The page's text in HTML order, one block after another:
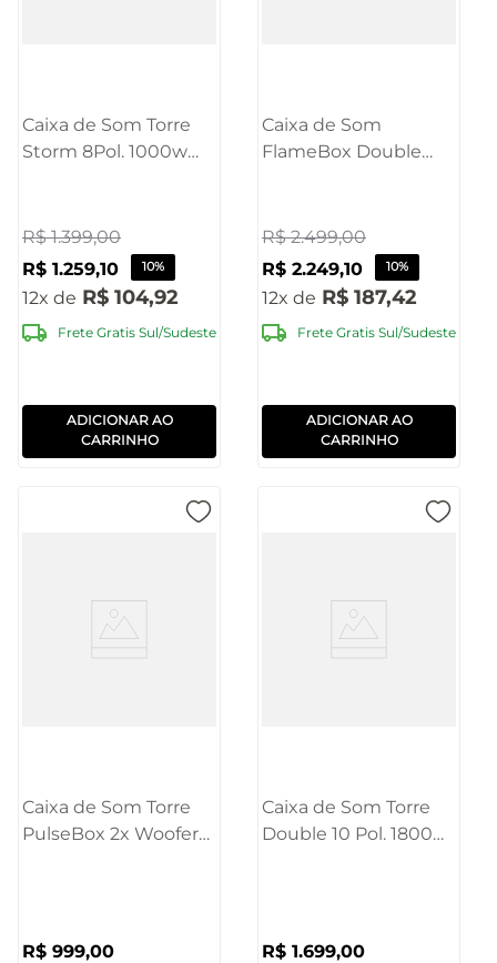
Caixa de Som Torre
Storm 8Pol. 1000w
[Reembalado]
R$ 1.399,00
R$ 1.259,10 10%
12 R$ 104,92
Frete Gratis Sul/Sudeste
ADICIONAR AO
CARRINHO
Caixa de Som
FlameBox Double
[Reembalado]
R$ 2.499,00
R$ 2.249,10 10%
12 R$ 187,42
Frete Gratis Sul/Sudeste
ADICIONAR AO
CARRINHO
Caixa de Som Torre
PulseBox 2x Woofers
R$ 999,00
Caixa de Som Torre
Double 10 Pol. 1800W
R$ 1.699,00